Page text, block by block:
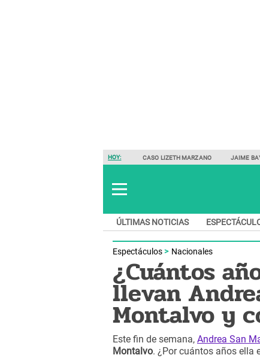
HOY: CASO LIZETH MARZANO JAIME
ÚLTIMAS NOTICIAS
Espectáculos Nacionales
¿Cuántos
llevan
Montalvo y
Este fin de semana, Andrea San
Montalvo. ¿Por cuántos años ella